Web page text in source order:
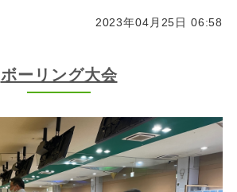
2023年04月25日 06:58
ボーリング大会